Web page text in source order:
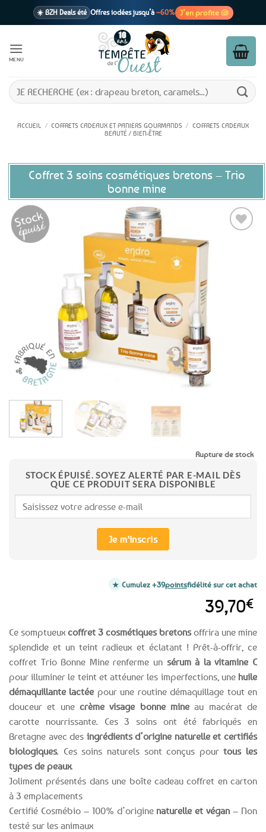
☀️ BZH Deals été Offres iodées jusqu’à –60% J’en profite 🐚
1 cadeau offertdès 39€ d’achats
En point relais dès 3,95€ seulement
MENU
Recherche
pour :
ACCUEIL / COFFRETS CADEAUX ET PANIERS GOURMANDS / COFFRETS CADEAUX
BEAUTÉ / BIEN-ÊTRE
Coffret 3 soins cosmétiques bretons – Trio
bonne mine
Ce somptueux coffret 3 cosmétiques bretonsoffrira une mine
splendide et un teint radieux et éclatant ! Prêt-à-offrir, ce
coffret Trio Bonne Mine renferme un sérum à la vitamine C
pour illuminer le teint et attéuner les imperfections, une huile
démaquillante lactée pour une routine démaquillage tout en
douceur et une crème visage bonne mine au macérat de
carotte nourrissante. Ces 3 soins ont été fabriqués en
Bretagne avec des ingrédients d’origine naturelle et certifiés
biologiques. Ces soins naturels sont conçus pourtous les
types de peaux.
Joliment présentés dans une boîte cadeau coffret en carton
à 3 emplacements
Certifié Cosmébio – 100% d’origine naturelle et végan – Non
testé sur les animaux
39,70€
Rupture de stock
STOCK ÉPUISÉ. SOYEZ ALERTÉ PAR E-MAIL DÈS
QUE CE PRODUIT SERA DISPONIBLE
Je m'inscris
Cumulez +39pointsfidélité sur cet achat